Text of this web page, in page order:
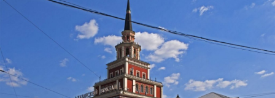
Россия
Наука и техника
Политика
Образование